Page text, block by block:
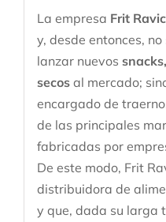
La empresa Frit
y, desde entonces,
lanzar nuevos
secosal mercado;
encargado de
de las principales
fabricadas por
De este modo, Frit
distribuidora de
y que, dada su larga